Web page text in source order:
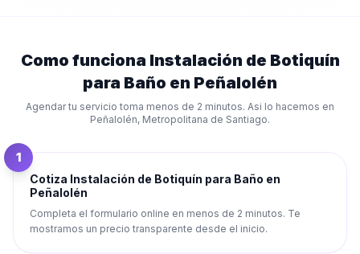
Como funciona Instalación de Botiquín
para Baño en Peñalolén
Agendar tu servicio toma menos de 2 minutos. Asi lo hacemos en
Peñalolén, Metropolitana de Santiago.
1
Cotiza Instalación de Botiquín para Baño en
Peñalolén
Completa el formulario online en menos de 2 minutos. Te
mostramos un precio transparente desde el inicio.